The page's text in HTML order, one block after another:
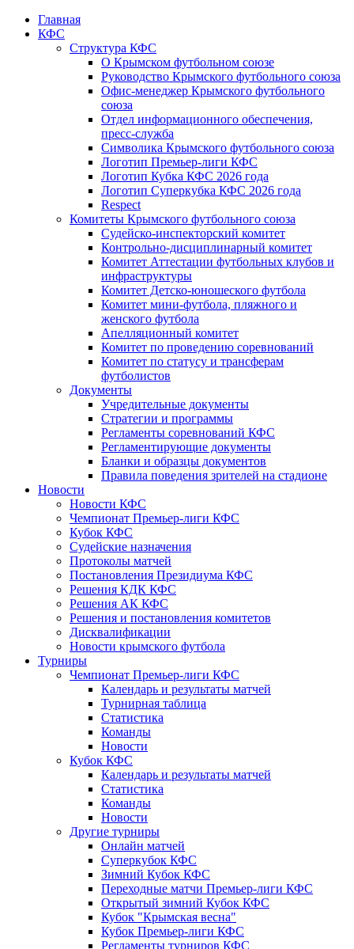
Главная
КФС
Структура КФС
О Крымском футбольном союзе
Руководство Крымского футбольного союза
Офис-менеджер Крымского футбольного
союза
Отдел информационного обеспечения,
пресс-служба
Символика Крымского футбольного союза
Логотип Премьер-лиги КФС
Логотип Кубка КФС 2026 года
Логотип Суперкубка КФС 2026 года
Respect
Комитеты Крымского футбольного союза
Судейско-инспекторский комитет
Контрольно-дисциплинарный комитет
Комитет Аттестации футбольных клубов и
инфраструктуры
Комитет Детско-юношеского футбола
Комитет мини-футбола, пляжного и
женского футбола
Апелляционный комитет
Комитет по проведению соревнований
Комитет по статусу и трансферам
футболистов
Документы
Учредительные документы
Стратегии и программы
Регламенты соревнований КФС
Регламентирующие документы
Бланки и образцы документов
Правила поведения зрителей на стадионе
Новости
Новости КФС
Чемпионат Премьер-лиги КФС
Кубок КФС
Судейские назначения
Протоколы матчей
Постановления Президиума КФС
Решения КДК КФС
Решения АК КФС
Решения и постановления комитетов
Дисквалификации
Новости крымского футбола
Турниры
Чемпионат Премьер-лиги КФС
Календарь и результаты матчей
Турнирная таблица
Статистика
Команды
Новости
Кубок КФС
Календарь и результаты матчей
Статистика
Команды
Новости
Другие турниры
Онлайн матчей
Суперкубок КФС
Зимний Кубок КФС
Переходные матчи Премьер-лиги КФС
Открытый зимний Кубок КФС
Кубок "Крымская весна"
Кубок Премьер-лиги КФС
Регламенты турниров КФС